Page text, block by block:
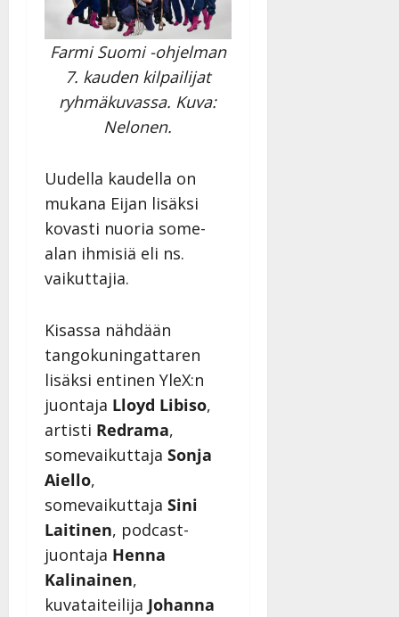
Farmi Suomi -ohjelman
7. kauden kilpailijat
ryhmäkuvassa. Kuva:
Nelonen.
Uudella kaudella on
mukana Eijan lisäksi
kovasti nuoria some-
alan ihmisiä eli ns.
vaikuttajia.
Kisassa nähdään
tangokuningattaren
lisäksi entinen YleX:n
juontaja Lloyd Libiso,
artisti Redrama,
somevaikuttaja Sonja
Aiello,
somevaikuttaja Sini
Laitinen, podcast-
juontaja Henna
Kalinainen,
kuvataiteilija Johanna